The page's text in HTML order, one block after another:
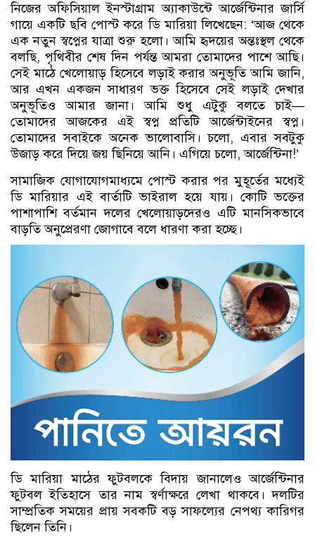
নিজের অফিসিয়াল ইনস্টাগ্রাম অ্যাকাউন্টে আর্জেন্টিনার জার্সি
গায়ে একটি ছবি পোস্ট করে ডি মারিয়া লিখেছেন: ‘আজ থেকে
এক নতুন স্বপ্নের যাত্রা শুরু হলো। আমি হৃদয়ের অন্তঃস্থল থেকে
বলছি, পৃথিবীর শেষ দিন পর্যন্ত আমরা তোমাদের পাশে আছি।
সেই মাঠে খেলোয়াড় হিসেবে লড়াই করার অনুভূতি আমি জানি,
আর এখন একজন সাধারণ ভক্ত হিসেবে সেই লড়াই দেখার
অনুভূতিও আমার জানা। আমি শুধু এটুকু বলতে চাই—
তোমাদের আজকের এই স্বপ্ন প্রতিটি আর্জেন্টাইনের স্বপ্ন।
তোমাদের সবাইকে অনেক ভালোবাসি। চলো, এবার সবটুকু
উজাড় করে দিয়ে জয় ছিনিয়ে আনি। এগিয়ে চলো, আর্জেন্টিনা!’
সামাজিক যোগাযোগমাধ্যমে পোস্ট করার পর মুহূর্তের মধ্যেই
ডি মারিয়ার এই বার্তাটি ভাইরাল হয়ে যায়। কোটি ভক্তের
পাশাপাশি বর্তমান দলের খেলোয়াড়দেরও এটি মানসিকভাবে
বাড়তি অনুপ্রেরণা জোগাবে বলে ধারণা করা হচ্ছে।
ডি মারিয়া মাঠের ফুটবলকে বিদায় জানালেও আর্জেন্টিনার
ফুটবল ইতিহাসে তার নাম স্বর্ণাক্ষরে লেখা থাকবে। দলটির
সাম্প্রতিক সময়ের প্রায় সবকটি বড় সাফল্যের নেপথ্য কারিগর
ছিলেন তিনি।